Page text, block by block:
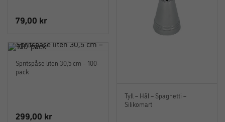
Tyll – Hål – Spaghetti –
Silikomart
79,00 kr
Spritspåse liten 30,5 cm – 100-
pack
299,00 kr